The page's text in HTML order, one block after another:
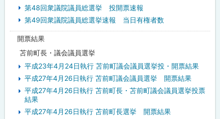
第48回衆議院議員総選挙 投開票速報
第49回衆議院議員総選挙速報 当日有権者数
開票結果
苫前町長・議会議員選挙
平成23年4月24日執行 苫前町議会議員選挙投・開票結果
平成27年4月26日執行 苫前町議会議員選挙 開票結果
平成27年4月26日執行 苫前町長・苫前町議会議員選挙投票
結果
平成27年4月26日執行 苫前町長選挙 開票結果